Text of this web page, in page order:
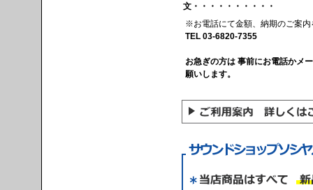
文・・・・・・・・・・
※お電話にて金額、納期のご案内
TEL 03-6820-7355
お急ぎの方は 事前にお電話かメ
願いします。